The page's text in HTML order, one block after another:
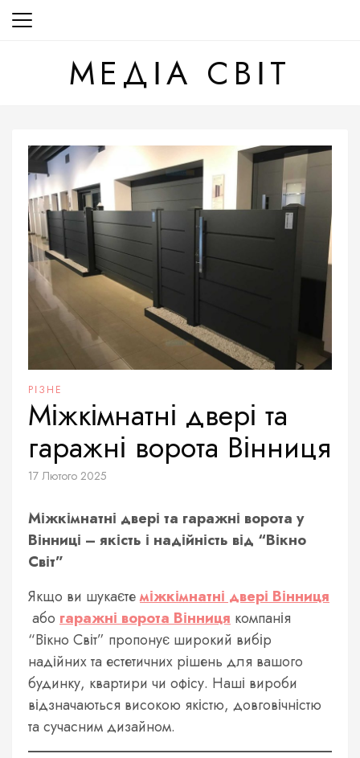
Перейти
до
МЕДІА СВІТ
РІЗНЕ
Міжкімнатні двері та
гаражні ворота Вінниця
17 Лютого 2025
Міжкімнатні двері та гаражні ворота у
Вінниці – якість і надійність від “Вікно
Світ”
Якщо ви шукаєтеміжкімнатні двері Вінниця
або гаражні ворота Вінниця компанія
“Вікно Світ” пропонує широкий вибір
надійних та естетичних рішень для вашого
будинку, квартири чи офісу. Наші вироби
відзначаються високою якістю, довговічністю
та сучасним дизайном.